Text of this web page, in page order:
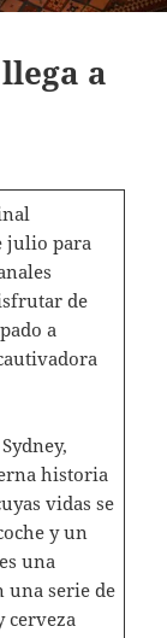
a
julio para
de
a
historia
vidas se
y un
una
una serie de
cerveza